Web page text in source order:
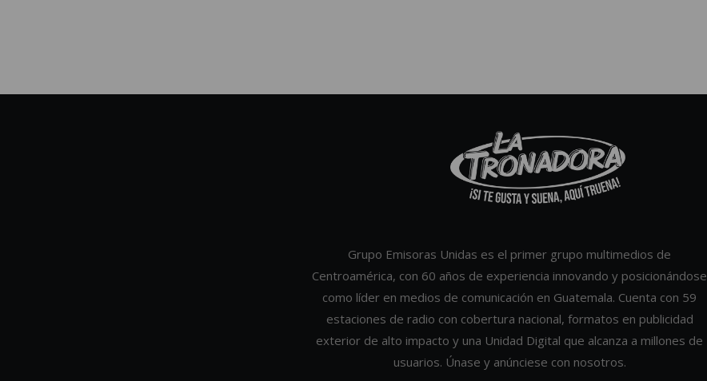
Grupo Emisoras Unidas es el primer grupo multimedios de
Centroamérica, con 60 años de experiencia innovando y posicionándose
como líder en medios de comunicación en Guatemala. Cuenta con 59
estaciones de radio con cobertura nacional, formatos en publicidad
exterior de alto impacto y una Unidad Digital que alcanza a millones de
usuarios. Únase y anúnciese con nosotros.